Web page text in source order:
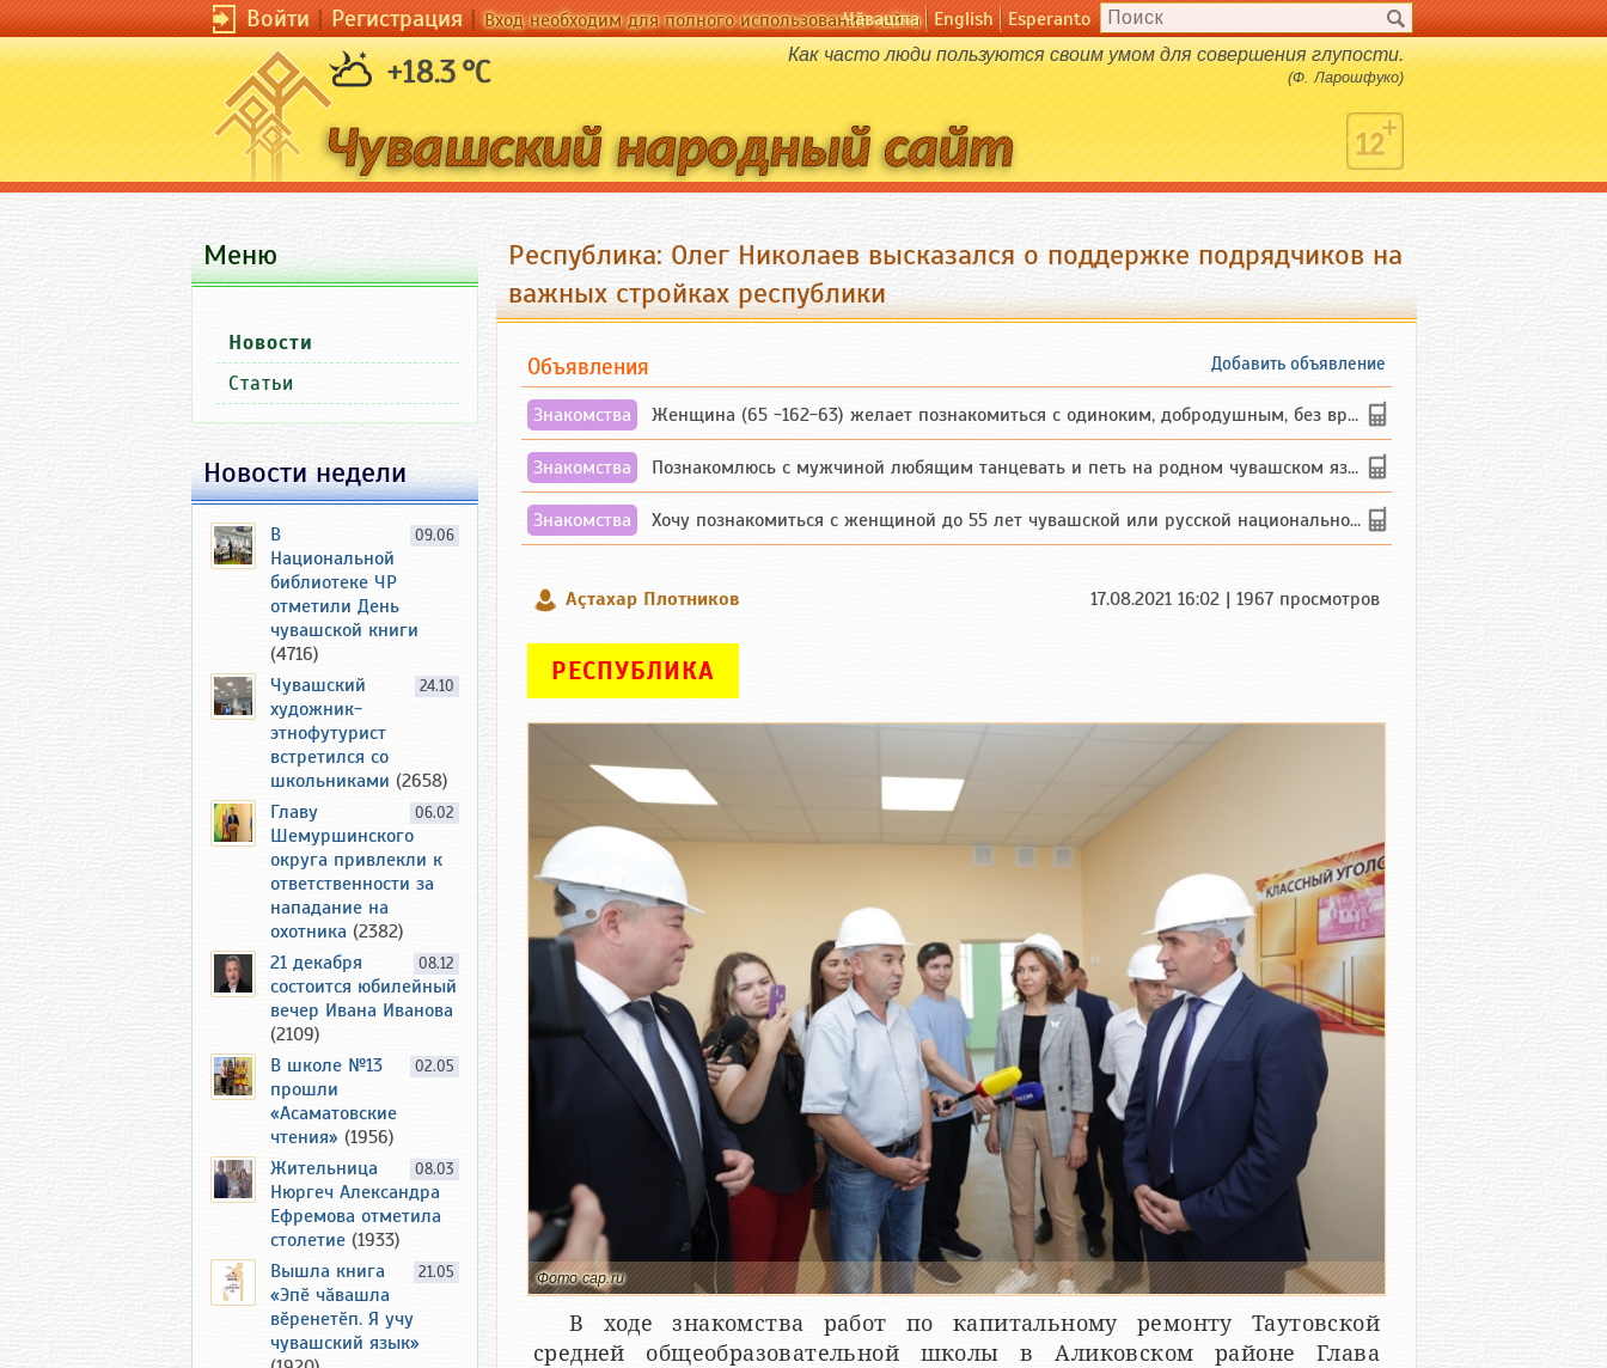
Войти|Регистрация|Вход необходим для полного использования сайта
Чӑвашла English Esperanto
+18.3 °C Как часто люди пользуются своим умом для совершения глупости.
(Ф. Ларошфуко)
Республика: Олег Николаев высказался о поддержке подрядчиков на
важных стройках республики
Добавить объявление
Объявления
Знакомства Женщина (65 -162-63) желает познакомиться с одиноким, добродушным, без вредных ...
Знакомства Познакомлюсь с мужчиной любящим танцевать и петь на родном чувашском языке
Знакомства Хочу познакомиться с женщиной до 55 лет чувашской или русской национальности дл...
Аçтахар Плотников 17.08.2021 16:02 | 1967 просмотров
РЕСПУБЛИКА
Фото cap.ru
В ходе знакомства работ по капитальному ремонту Таутовской
средней общеобразовательной школы в Аликовском районе Глава
Меню
Новости
Статьи
Новости недели
09.06
В
Национальной
библиотеке ЧР
отметили День
чувашской книги
(4716)
24.10
Чувашский
художник-
этнофутурист
встретился со
школьниками (2658)
06.02
Главу
Шемуршинского
округа привлекли к
ответственности за
нападание на
охотника (2382)
08.12
21 декабря
состоится юбилейный
вечер Ивана Иванова
(2109)
02.05
В школе №13
прошли
«Асаматовские
чтения» (1956)
08.03
Жительница
Нюргеч Александра
Ефремова отметила
столетие (1933)
21.05
Вышла книга
«Эпӗ чӑвашла
вӗренетӗп. Я учу
чувашский язык»